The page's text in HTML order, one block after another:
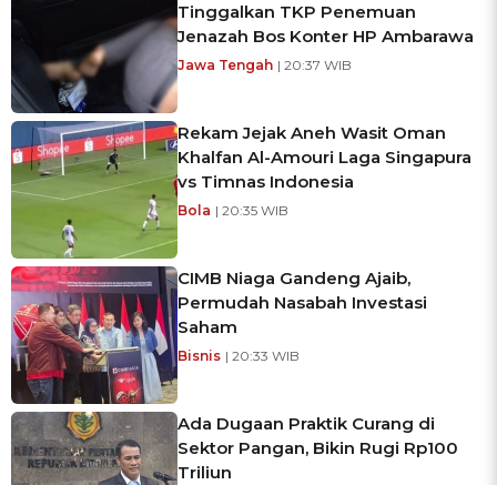
Tinggalkan TKP Penemuan
Jenazah Bos Konter HP Ambarawa
Jawa Tengah | 20:37 WIB
Rekam Jejak Aneh Wasit Oman
Khalfan Al-Amouri Laga Singapura
vs Timnas Indonesia
Bola | 20:35 WIB
CIMB Niaga Gandeng Ajaib,
Permudah Nasabah Investasi
Saham
Bisnis | 20:33 WIB
Ada Dugaan Praktik Curang di
Sektor Pangan, Bikin Rugi Rp100
Triliun